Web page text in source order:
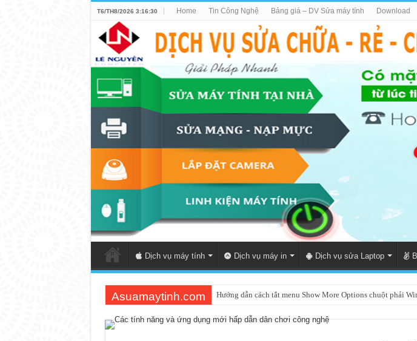
T6/TH8/2026 3:16:30 Home Tin Công Nghệ Bảng giá – DV Sửa máy tính Download
Dịch vụ máy tính Dịch vụ máy in Dịch vụ sửa Laptop
Asuamaytinh.com Hướng dẫn cách tắt menu Show More Options chuột phải